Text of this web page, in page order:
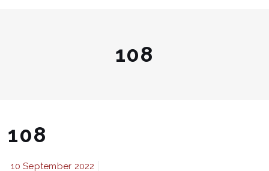
108
108
10 September 2022